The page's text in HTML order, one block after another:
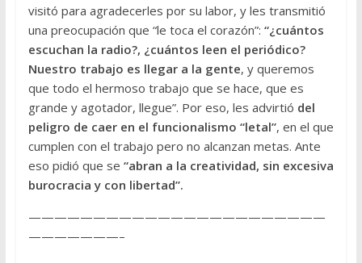
visitó para agradecerles por su labor, y les transmitió
una preocupación que “le toca el corazón”: “¿cuántos
escuchan la radio?, ¿cuántos leen el periódico?
Nuestro trabajo es llegar a la gente, y queremos
que todo el hermoso trabajo que se hace, que es
grande y agotador, llegue”. Por eso, les advirtió del
peligro de caer en el funcionalismo “letal”, en el que
cumplen con el trabajo pero no alcanzan metas. Ante
eso pidió que se “abran a la creatividad, sin excesiva
burocracia y con libertad”.
———————————————————————
———————–